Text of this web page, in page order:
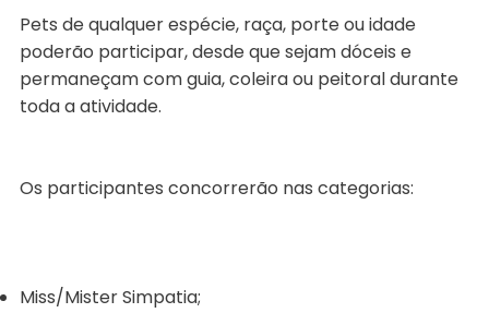
Pets de qualquer espécie, raça, porte ou idade
poderão participar, desde que sejam dóceis e
permaneçam com guia, coleira ou peitoral durante
toda a atividade.
Os participantes concorrerão nas categorias:
Miss/Mister Simpatia;